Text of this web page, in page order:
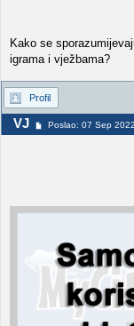
Kako se
igrama i vježbama?
Profil
VJ Poslao: 07 Sep